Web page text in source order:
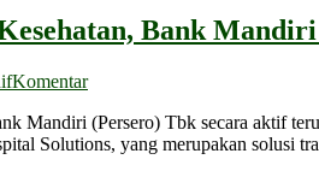
Bank
Komentar
Mandiri (Persero) Tbk secara aktif
Solutions, yang merupakan solusi